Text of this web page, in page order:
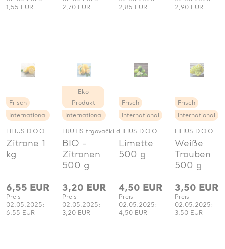
1,55 EUR
2,70 EUR
2,85 EUR
2,90 EUR
International
Frisch
FILIUS D.O.O.
Zitrone 1
kg
6,55 EUR
Preis
02.05.2025:
6,55 EUR
International
Eko
Produkt
FRUTIS trgovački obrt
BIO -
Zitronen
500 g
3,20 EUR
Preis
02.05.2025:
3,20 EUR
International
Frisch
FILIUS D.O.O.
Limette
500 g
4,50 EUR
Preis
02.05.2025:
4,50 EUR
International
Frisch
FILIUS D.O.O.
Weiße
Trauben
500 g
3,50 EUR
Preis
02.05.2025:
3,50 EUR